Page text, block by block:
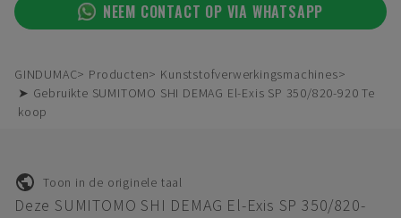
NEEM CONTACT OP VIA WHATSAPP
GINDUMAC Producten
Kunststofverwerkingsmachines
➤ Gebruikte SUMITOMO SHI DEMAG El-Exis SP 350/820-920 Te
koop
Toon in de originele taal
Deze SUMITOMO SHI DEMAG El-Exis SP 350/820-